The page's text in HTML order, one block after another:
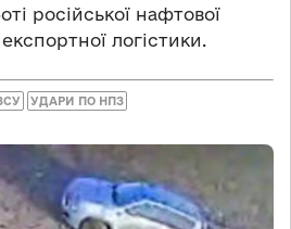
російської нафтової
логістики.
УДАРИ ПО НПЗ